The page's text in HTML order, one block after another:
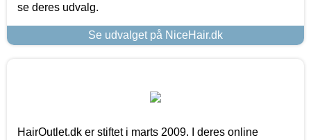
se deres udvalg.
Se udvalget på NiceHair.dk
HairOutlet.dk er stiftet i marts 2009. I deres online